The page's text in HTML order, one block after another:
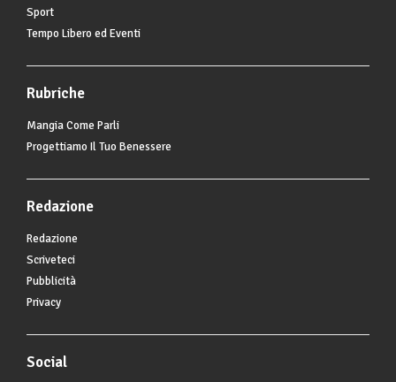
Sport
Tempo Libero ed Eventi
Rubriche
Mangia Come Parli
Progettiamo Il Tuo Benessere
Redazione
Redazione
Scriveteci
Pubblicità
Privacy
Social